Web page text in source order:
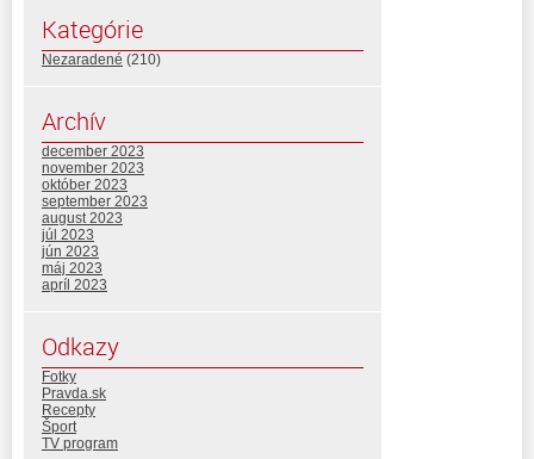
Kategórie
Nezaradené (210)
Archív
december 2023
november 2023
október 2023
september 2023
august 2023
júl 2023
jún 2023
máj 2023
apríl 2023
Odkazy
Fotky
Pravda.sk
Recepty
Šport
TV program